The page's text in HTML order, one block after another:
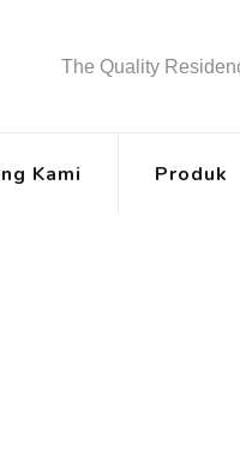
The Quality
Kami Produk